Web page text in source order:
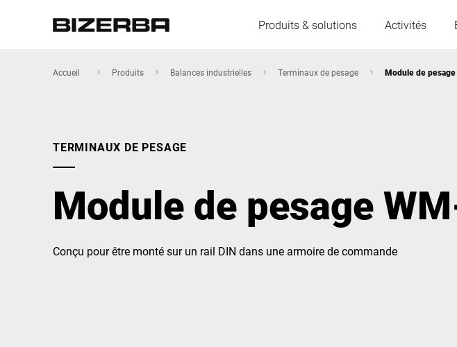
Produits & solutions Activités
Hongrie
Pologne
Amérique
Asie
Accueil Produits Balances industrielles Terminaux de pesage Module de
TERMINAUX DE PESAGE
Module de pesage
Conçu pour être monté sur un rail DIN dans une armoire de commande